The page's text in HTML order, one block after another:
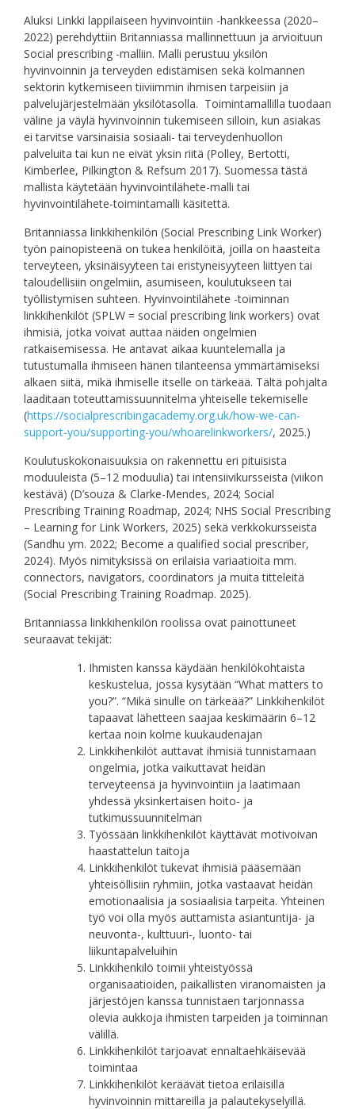
Aluksi Linkki lappilaiseen hyvinvointiin -hankkeessa (2020–
2022) perehdyttiin Britanniassa mallinnettuun ja arvioituun
Social prescribing -malliin. Malli perustuu yksilön
hyvinvoinnin ja terveyden edistämisen sekä kolmannen
sektorin kytkemiseen tiiviimmin ihmisen tarpeisiin ja
palvelujärjestelmään yksilötasolla. Toimintamallilla tuodaan
väline ja väylä hyvinvoinnin tukemiseen silloin, kun asiakas
ei tarvitse varsinaisia sosiaali- tai terveydenhuollon
palveluita tai kun ne eivät yksin riitä (Polley, Bertotti,
Kimberlee, Pilkington & Refsum 2017). Suomessa tästä
mallista käytetään hyvinvointilähete-malli tai
hyvinvointilähete-toimintamalli käsitettä.
Britanniassa linkkihenkilön (Social Prescribing Link Worker)
työn painopisteenä on tukea henkilöitä, joilla on haasteita
terveyteen, yksinäisyyteen tai eristyneisyyteen liittyen tai
taloudellisiin ongelmiin, asumiseen, koulutukseen tai
työllistymisen suhteen. Hyvinvointilähete -toiminnan
linkkihenkilöt (SPLW = social prescribing link workers) ovat
ihmisiä, jotka voivat auttaa näiden ongelmien
ratkaisemisessa. He antavat aikaa kuuntelemalla ja
tutustumalla ihmiseen hänen tilanteensa ymmärtämiseksi
alkaen siitä, mikä ihmiselle itselle on tärkeää. Tältä pohjalta
laaditaan toteuttamissuunnitelma yhteiselle tekemiselle
(https://socialprescribingacademy.org.uk/how-we-can-
support-you/supporting-you/whoarelinkworkers/, 2025.)
Koulutuskokonaisuuksia on rakennettu eri pituisista
moduuleista (5–12 moduulia) tai intensiivikursseista (viikon
kestävä) (D’souza & Clarke-Mendes, 2024; Social
Prescribing Training Roadmap, 2024; NHS Social Prescribing
– Learning for Link Workers, 2025) sekä verkkokursseista
(Sandhu ym. 2022; Become a qualified social prescriber,
2024). Myös nimityksissä on erilaisia variaatioita mm.
connectors, navigators, coordinators ja muita titteleitä
(Social Prescribing Training Roadmap. 2025).
Britanniassa linkkihenkilön roolissa ovat painottuneet
seuraavat tekijät:
Ihmisten kanssa käydään henkilökohtaista
keskustelua, jossa kysytään “What matters to
you?”. “Mikä sinulle on tärkeää?” Linkkihenkilöt
tapaavat lähetteen saajaa keskimäärin 6–12
kertaa noin kolme kuukaudenajan
Linkkihenkilöt auttavat ihmisiä tunnistamaan
ongelmia, jotka vaikuttavat heidän
terveyteensä ja hyvinvointiin ja laatimaan
yhdessä yksinkertaisen hoito- ja
tutkimussuunnitelman
Työssään linkkihenkilöt käyttävät motivoivan
haastattelun taitoja
Linkkihenkilöt tukevat ihmisiä pääsemään
yhteisöllisiin ryhmiin, jotka vastaavat heidän
emotionaalisia ja sosiaalisia tarpeita. Yhteinen
työ voi olla myös auttamista asiantuntija- ja
neuvonta-, kulttuuri-, luonto- tai
liikuntapalveluihin
Linkkihenkilö toimii yhteistyössä
organisaatioiden, paikallisten viranomaisten ja
järjestöjen kanssa tunnistaen tarjonnassa
olevia aukkoja ihmisten tarpeiden ja toiminnan
välillä.
Linkkihenkilöt tarjoavat ennaltaehkäisevää
toimintaa
Linkkihenkilöt keräävät tietoa erilaisilla
hyvinvoinnin mittareilla ja palautekyselyillä.